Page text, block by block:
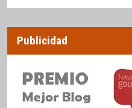
Publicidad